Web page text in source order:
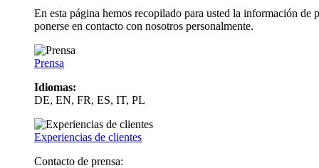
En esta página hemos recopilado para usted la información
ponerse en contacto con nosotros personalmente.
Prensa
Idiomas:
DE, EN, FR, ES, IT, PL
Experiencias de clientes
Contacto de prensa: